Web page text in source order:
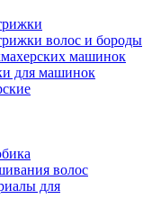
волос и бороды
машинок
для машинок
волос
для